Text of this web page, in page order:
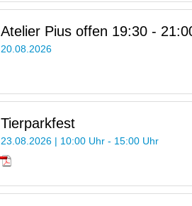
Atelier Pius offen 19:30 -
20.08.2026
Tierparkfest
23.08.2026 | 10:00 Uhr - 15:00 Uhr